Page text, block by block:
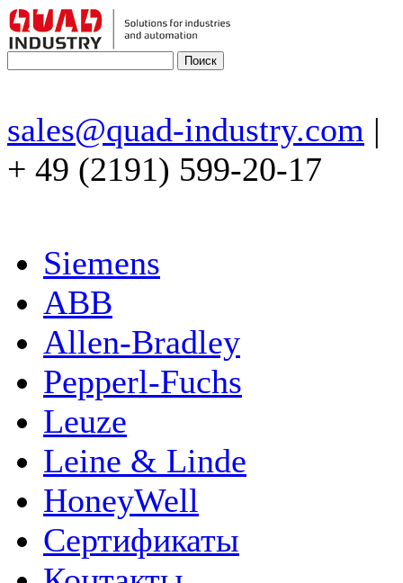
sales@quad-industry.com |
+ 49 (2191) 599-20-17
Siemens
ABB
Allen-Bradley
Pepperl-Fuchs
Leuze
Leine & Linde
HoneyWell
Сертификаты